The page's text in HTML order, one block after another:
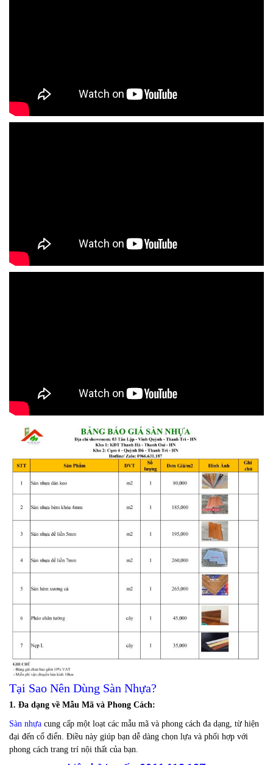
Tại Sao Nên Dùng Sàn Nhựa?
1. Đa dạng về Mẫu Mã và Phong Cách:
Sàn nhựa cung cấp một loạt các mẫu mã và phong cách đa dạng, từ hiện
đại đến cổ điển. Điều này giúp bạn dễ dàng chọn lựa và phối hợp với
phong cách trang trí nội thất của bạn.